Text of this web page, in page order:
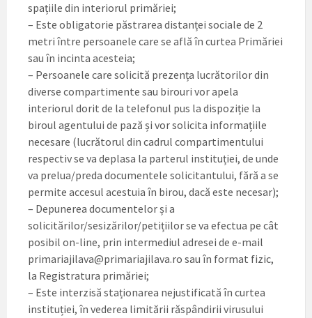
spațiile din interiorul primăriei;
– Este obligatorie păstrarea distanței sociale de 2
metri între persoanele care se află în curtea Primăriei
sau în incinta acesteia;
– Persoanele care solicită prezența lucrătorilor din
diverse compartimente sau birouri vor apela
interiorul dorit de la telefonul pus la dispoziție la
biroul agentului de pază și vor solicita informațiile
necesare (lucrătorul din cadrul compartimentului
respectiv se va deplasa la parterul instituției, de unde
va prelua/preda documentele solicitantului, fără a se
permite accesul acestuia în birou, dacă este necesar);
– Depunerea documentelor și a
solicitărilor/sesizărilor/petițiilor se va efectua pe cât
posibil on-line, prin intermediul adresei de e-mail
primariajilava@primariajilava.ro sau în format fizic,
la Registratura primăriei;
– Este interzisă staționarea nejustificată în curtea
instituției, în vederea limitării răspândirii virusului